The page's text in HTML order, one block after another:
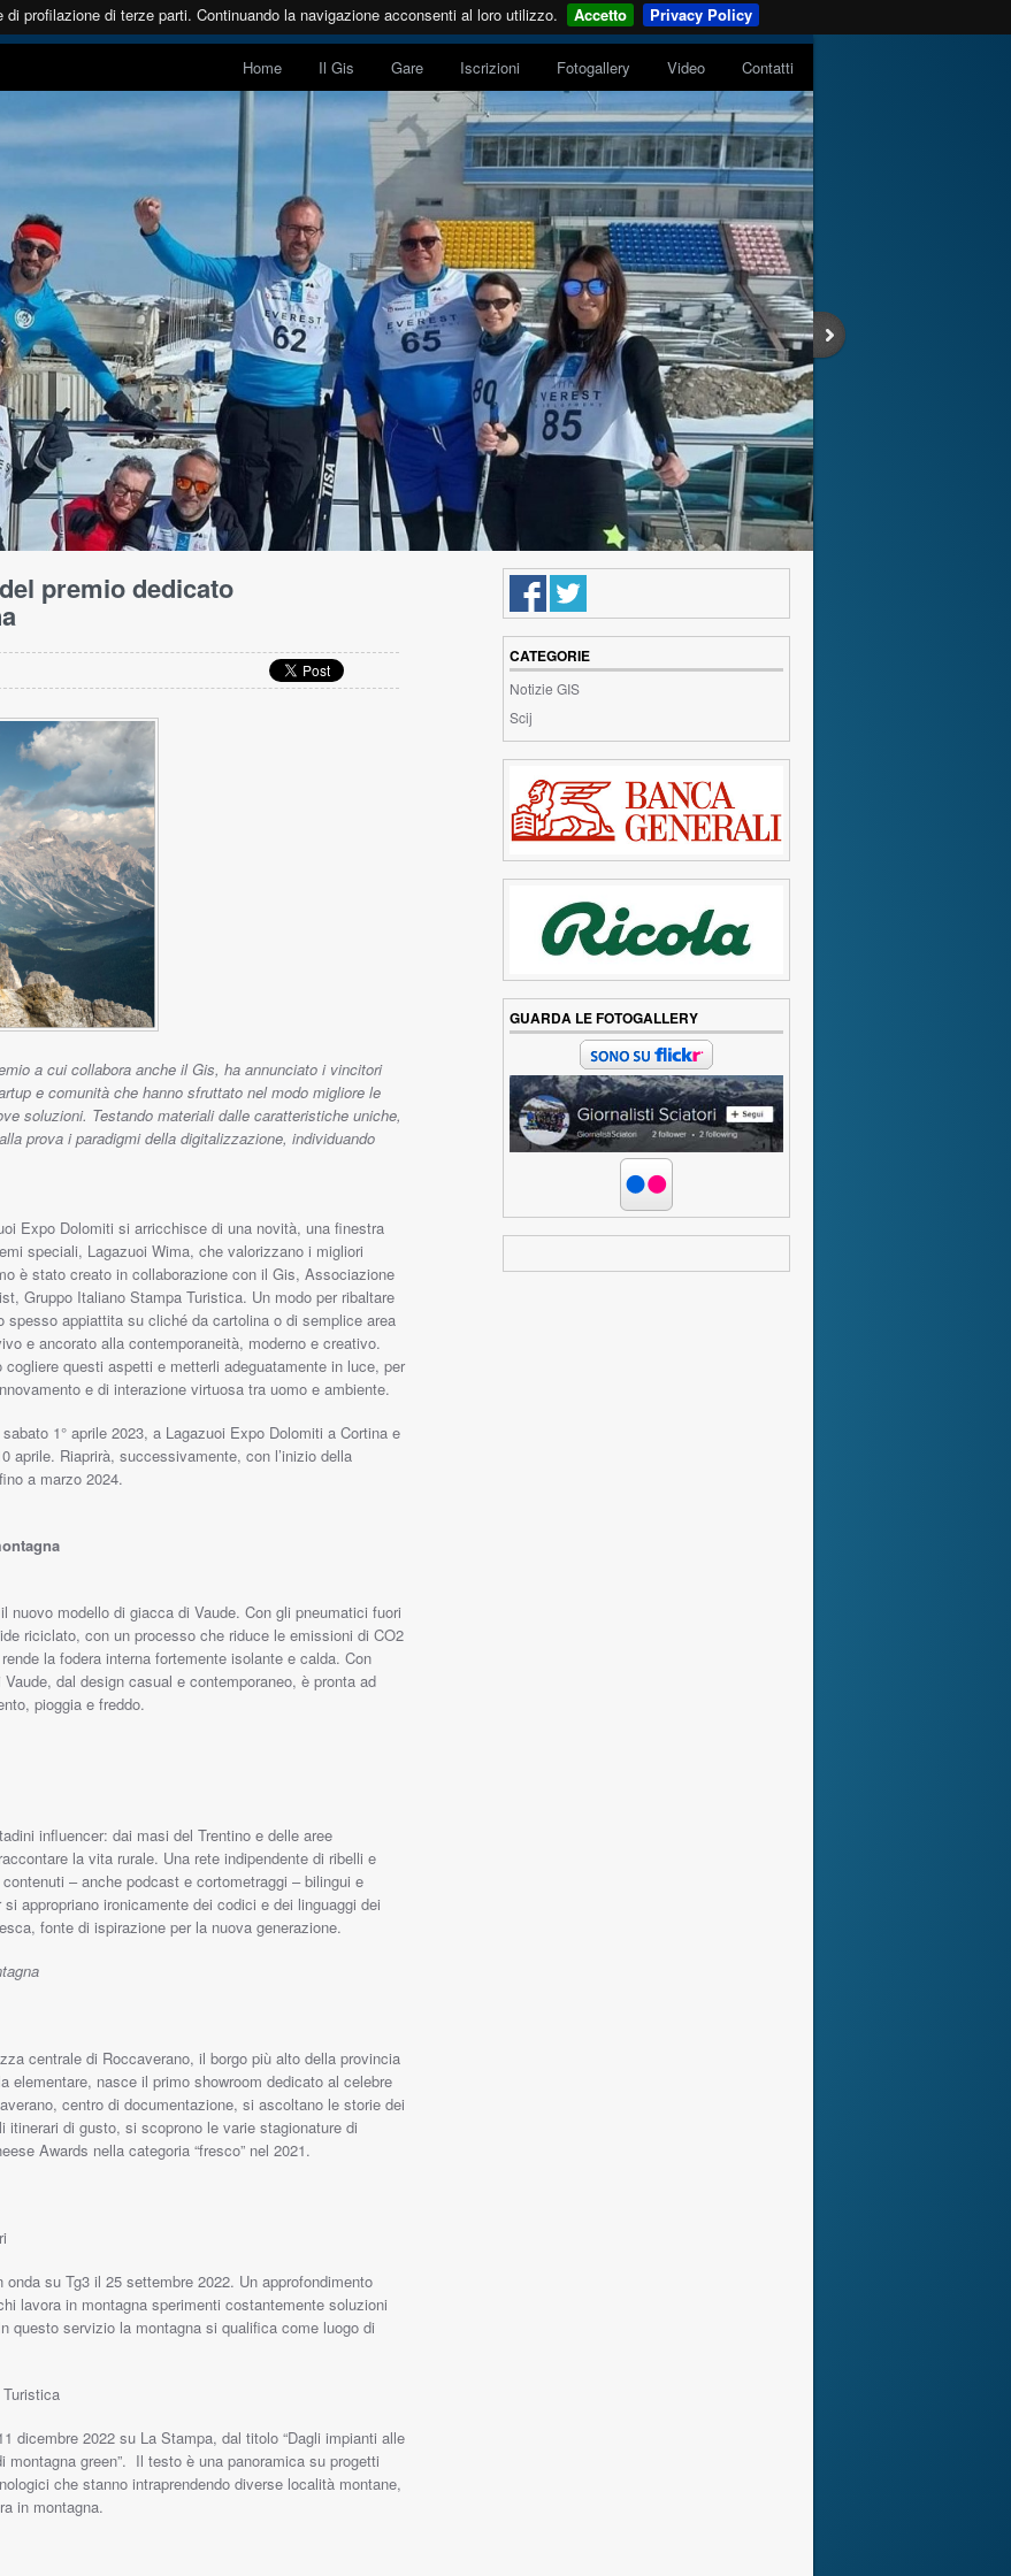
profilazione di terze parti. Continuando la navigazione acconsenti al loro utilizzo. Accetto Privacy Policy
Home Il Gis Gare Iscrizioni Fotogallery Video Contatti
premio dedicato
a cui collabora anche il Gis, ha annunciato i vincitori
e comunità che hanno sfruttato nel modo migliore le
soluzioni. Testando materiali dalle caratteristiche uniche,
prova i paradigmi della digitalizzazione, individuando
Expo Dolomiti si arricchisce di una novità, una finestra
speciali, Lagazuoi Wima, che valorizzano i migliori
è stato creato in collaborazione con il Gis, Associazione
Gruppo Italiano Stampa Turistica. Un modo per ribaltare
spesso appiattita su cliché da cartolina o di semplice area
e ancorato alla contemporaneità, moderno e creativo.
questi aspetti e metterli adeguatamente in luce, per
e di interazione virtuosa tra uomo e ambiente.
1° aprile 2023, a Lagazuoi Expo Dolomiti a Cortina e
aprile. Riaprirà, successivamente, con l’inizio della
a marzo 2024.
modello di giacca di Vaude. Con gli pneumatici fuori
riciclato, con un processo che riduce le emissioni di CO2
la fodera interna fortemente isolante e calda. Con
dal design casual e contemporaneo, è pronta ad
pioggia e freddo.
influencer: dai masi del Trentino e delle aree
la vita rurale. Una rete indipendente di ribelli e
– anche podcast e cortometraggi – bilingui e
appropriano ironicamente dei codici e dei linguaggi dei
fonte di ispirazione per la nuova generazione.
centrale di Roccaverano, il borgo più alto della provincia
elementare, nasce il primo showroom dedicato al celebre
centro di documentazione, si ascoltano le storie dei
di gusto, si scoprono le varie stagionature di
Awards nella categoria “fresco” nel 2021.
su Tg3 il 25 settembre 2022. Un approfondimento
lavora in montagna sperimenti costantemente soluzioni
questo servizio la montagna si qualifica come luogo di
dicembre 2022 su La Stampa, dal titolo “Dagli impianti alle
green”. Il testo è una panoramica su progetti
che stanno intraprendendo diverse località montane,
in montagna.
CATEGORIE
Notizie GIS
Scij
GUARDA LE FOTOGALLERY